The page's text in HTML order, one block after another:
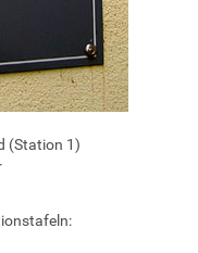
(Station 1)